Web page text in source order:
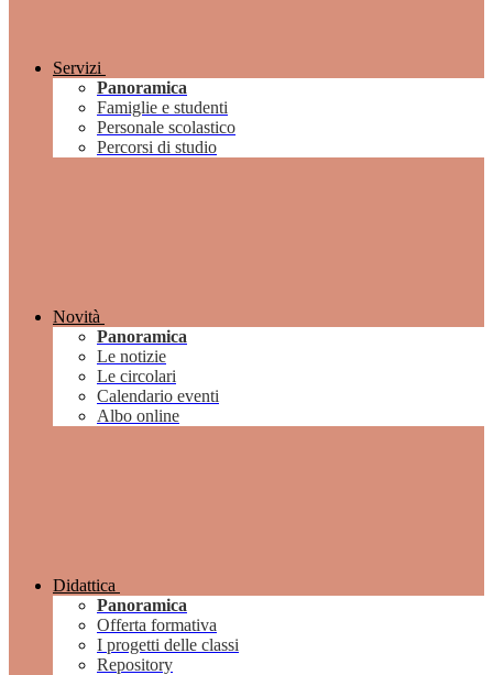
Servizi
Panoramica
Famiglie e studenti
Personale scolastico
Percorsi di studio
Novità
Panoramica
Le notizie
Le circolari
Calendario eventi
Albo online
Didattica
Panoramica
Offerta formativa
I progetti delle classi
Repository